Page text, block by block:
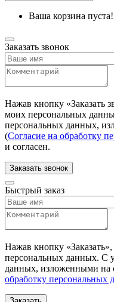
Ваша корзина пуста!
Заказать звонок
Нажав кнопку «Заказать
моих персональных
персональных данных,
(Согласие на обработку
и согласен.
Заказать звонок
Быстрый заказ
Нажав кнопку «Заказать
персональных данных. С
данных, изложенными на
обработку персональных